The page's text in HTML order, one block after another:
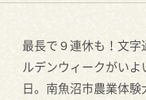
最長で９連休も！文
ルデンウィークがい
日。南魚沼市農業体